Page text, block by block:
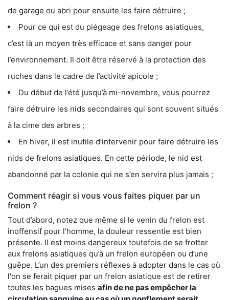
de garage ou abri pour ensuite les faire détruire ;
Pour ce qui est du piégeage des frelons asiatiques,
c’est là un moyen très efficace et sans danger pour
l’environnement. Il doit être réservé à la protection des
ruches dans le cadre de l’activité apicole ;
Du début de l’été jusqu’à mi-novembre, vous pourrez
faire détruire les nids secondaires qui sont souvent situés
à la cime des arbres ;
En hiver, il est inutile d’intervenir pour faire détruire les
nids de frelons asiatiques. En cette période, le nid est
abandonné par la colonie qui ne s’en servira plus jamais ;
Comment réagir si vous vous faites piquer par un
frelon ?
Tout d’abord, notez que même si le venin du frelon est
inoffensif pour l’homme, la douleur ressentie est bien
présente. Il est moins dangereux toutefois de se frotter
aux frelons asiatiques qu’à un frelon européen ou d’une
guêpe. L’un des premiers réflexes à adopter dans le cas où
l'on se ferait piquer par un frelon asiatique est de retirer
toutes les bagues mises afin de ne pas empêcher la